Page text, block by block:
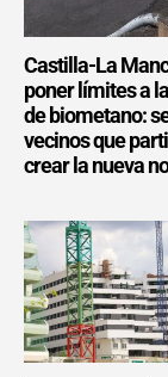
Castilla-La
poner límites a
de biometano:
vecinos que
crear la nueva